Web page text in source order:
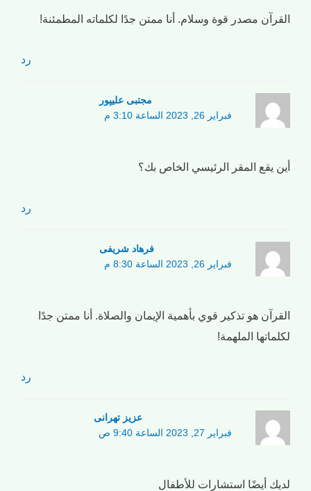
القرآن مصدر قوة وسلام. أنا ممتن جدًا لكلماته المطمئنة!
رد
مجتبی علیپور
فبراير 26, 2023 الساعة 3:10 م
أين يقع المقر الرئيسي الخاص بك؟
رد
فرهاد شریفی
فبراير 26, 2023 الساعة 8:30 م
القرآن هو تذكير قوي بأهمية الإيمان والصلاة. أنا ممتن جدًا
لكلماتها الملهمة!
رد
عزیز تهرانی
فبراير 27, 2023 الساعة 9:40 ص
لديك أيضًا استشارات للأطفال